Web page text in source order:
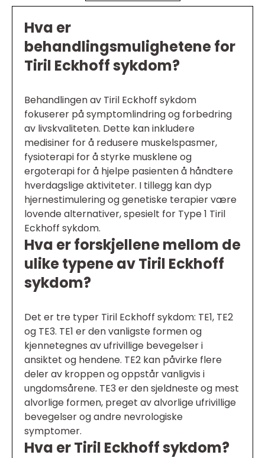
Hva er
behandlingsmulighetene for
Tiril Eckhoff sykdom?
Behandlingen av Tiril Eckhoff sykdom
fokuserer på symptomlindring og forbedring
av livskvaliteten. Dette kan inkludere
medisiner for å redusere muskelspasmer,
fysioterapi for å styrke musklene og
ergoterapi for å hjelpe pasienten å håndtere
hverdagslige aktiviteter. I tillegg kan dyp
hjernestimulering og genetiske terapier være
lovende alternativer, spesielt for Type 1 Tiril
Eckhoff sykdom.
Hva er forskjellene mellom de
ulike typene av Tiril Eckhoff
sykdom?
Det er tre typer Tiril Eckhoff sykdom: TE1, TE2
og TE3. TE1 er den vanligste formen og
kjennetegnes av ufrivillige bevegelser i
ansiktet og hendene. TE2 kan påvirke flere
deler av kroppen og oppstår vanligvis i
ungdomsårene. TE3 er den sjeldneste og mest
alvorlige formen, preget av alvorlige ufrivillige
bevegelser og andre nevrologiske
symptomer.
Hva er Tiril Eckhoff sykdom?